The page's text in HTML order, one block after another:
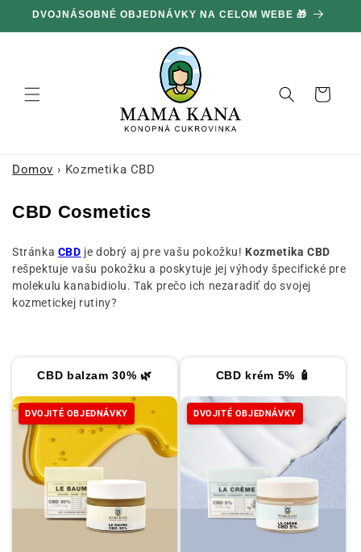
a prejsť
na obsah
DVOJNÁSOBNÉ OBJEDNÁVKY NA CELOM WEBE 🎁
Košík
Domov › Kozmetika CBD
K
l
e
k
:
CBD Cosmetics
Stránka CBD je dobrý aj pre vašu pokožku! Kozmetika CBD
rešpektuje vašu pokožku a poskytuje jej výhody špecifické pre
molekulu kanabidiolu. Tak prečo ich nezaradiť do svojej
kozmetickej rutiny?
CBD balzam 30% 🌿
DVOJITÉ OBJEDNÁVKY
CBD krém 5% 🧴
DVOJITÉ OBJEDNÁVKY